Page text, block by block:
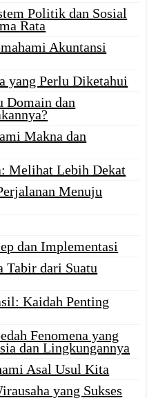
Politik dan Sosial
Rata
Akuntansi
yang Perlu Diketahui
Domain dan
Makna dan
Melihat Lebih Dekat
Menuju
dan Implementasi
Tabir dari Suatu
Kaidah Penting
Fenomena yang
dan Lingkungannya
Asal Usul Kita
yang Sukses